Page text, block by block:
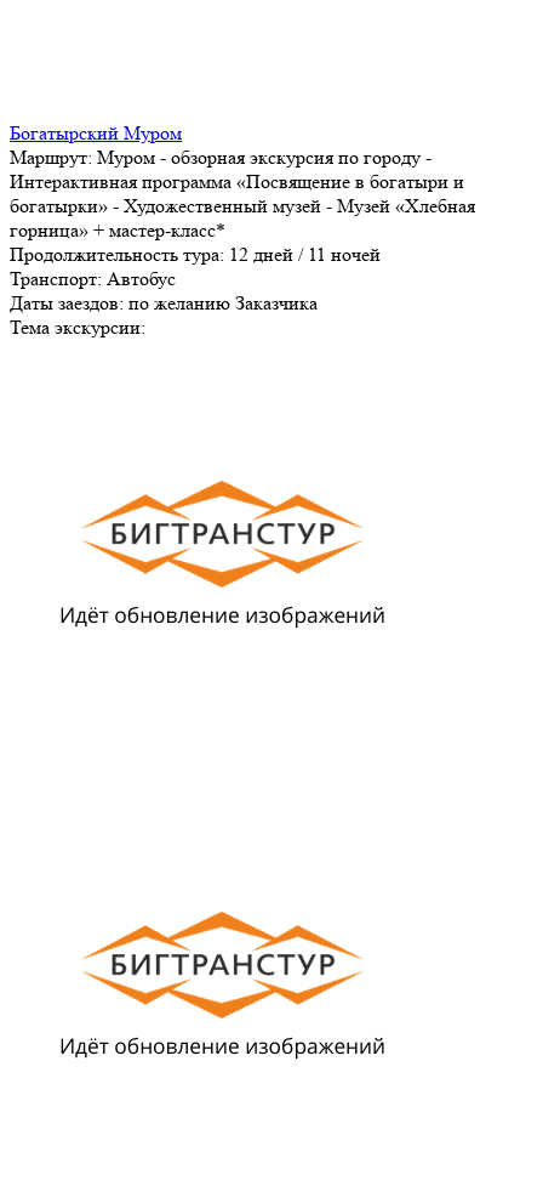
Богатырский Муром
Маршрут: Муром - обзорная экскурсия по городу -
Интерактивная программа «Посвящение в богатыри и
богатырки» - Художественный музей - Музей «Хлебная
горница» + мастер-класс*
Продолжительность тура: 12 дней / 11 ночей
Транспорт: Автобус
Даты заездов: по желанию Заказчика
Тема экскурсии: